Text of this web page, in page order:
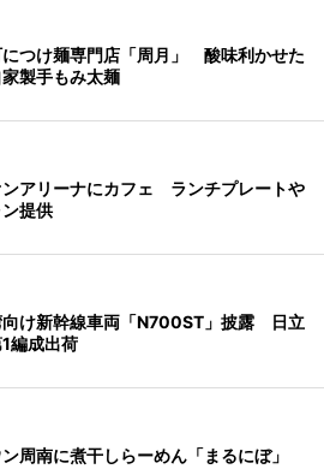
につけ麺専門店「周月」 酸味利かせた
製手もみ太麺
ンアリーナにカフェ ランチプレートや
提供
向け新幹線車両「N700ST」披露 日立
編成出荷
周南に煮干しらーめん「まるにぼ」